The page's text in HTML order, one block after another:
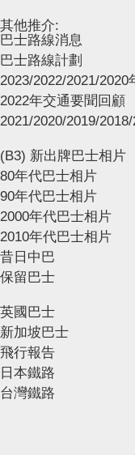
其他推介:
巴士路線消息
巴士路線計劃
2023/2022/2021/2020
2022年交通要聞回顧
2021/2020/2019/
(B3) 新出牌巴士相片
80年代巴士相片
90年代巴士相片
2000年代巴士相片
2010年代巴士相片
昔日中巴
保留巴士
英國巴士
新加坡巴士
飛行報告
日本鐵路
台灣鐵路